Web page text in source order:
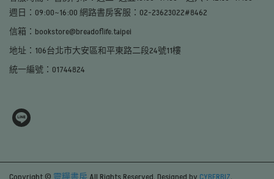
週日：09:00~16:00 網路書房客服：02-23623022#8462
信箱：bookstore@breadoflife.taipei
地址：106台北市大安區和平東路二段24號11樓
統一編號：01744824